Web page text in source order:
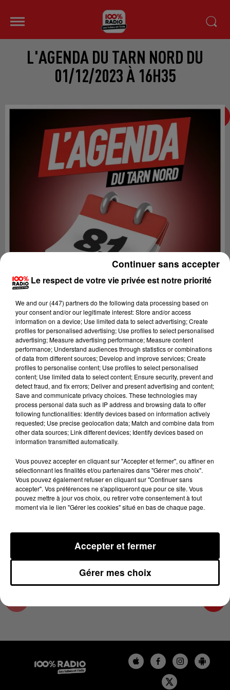
L'AGENDA DU TARN NORD DU
01/12/2023 À 16H35
Lecture (1 min 15 sec)
100%
100% Radio l'agenda du Tarn nord
1er décembre 2023 - 1 min 15 sec
L'AGENDA DU TARN NORD DU 01/12/2023 À
16H35
L'AGENDA DU TARN NORD
Le respect de votre vie privée est notre priorité
We and our (447) partnersdo the following data processing based on
your consent and/or our legitimate interest: Store and/or access
information on a device; Use limited data to select advertising; Create
profiles for personalised advertising; Use profiles to select personalised
advertising; Measure advertising performance; Measure content
performance; Understand audiences through statistics or combinations
of data from different sources; Develop and improve services; Create
profiles to personalise content; Use profiles to select personalised
content; Use limited data to select content; Ensure security, prevent and
detect fraud, and fix errors; Deliver and present advertising and content;
Save and communicate privacy choices. These technologies may
process personal data such as IP address and browsing data to offer
following functionalities: Identify devices based on information actively
requested; Use precise geolocation data; Match and combine data from
other data sources; Link different devices; Identify devices based on
information transmitted automatically.
Vous pouvez accepter en cliquant sur "Accepter et fermer", ou affiner en
sélectionnant les finalités et/ou partenaires dans "Gérer mes choix".
Vous pouvez également refuser en cliquant sur "Continuer sans
accepter". Vos préférences ne s'appliqueront que pour ce site. Vous
pouvez mettre à jour vos choix, ou retirer votre consentement à tout
moment via le lien "Gérer les cookies" situé en bas de chaque page.
Gérer mes choix
Accepter et fermer
Continuer sans accepter